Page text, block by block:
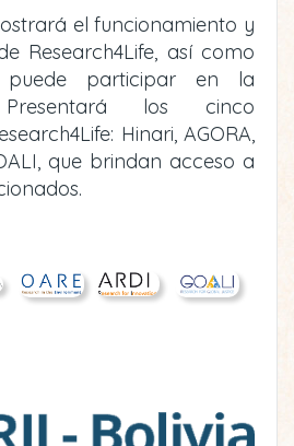
el funcionamiento y
Research4Life, así como
puede participar en la
Presentará los cinco
Hinari, AGORA,
que brindan acceso a